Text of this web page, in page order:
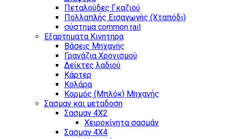
Πεταλούδες Γκαζιού
Πολλαπλής Εισαγωγής (Χταπόδι)
σύστημα common rail
Εξαρτηματα Κινητηρα
Βάσεις Μηχανής
Γρανάζια Χρονισμού
Δείκτες λαδιού
Κάρτερ
Κολάρα
Κορμός (Μπλόκ) Μηχανής
Σασμαν και μεταδοση
Σασμαν 4Χ2
Χειροκίνητα σασμάν
Σασμαν 4Χ4